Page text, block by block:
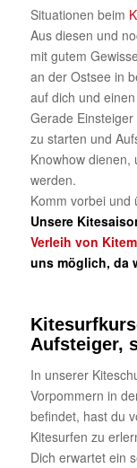
Situationen beim
Aus diesen und
mit gutem
an der Ostsee in
auf dich und
Gerade
zu starten und
Knowhow dienen,
werden.
Komm vorbei und
Unsere
Verleih von
uns möglich, da
Aufsteiger,
In unserer
Vorpommern in
befindet, hast du
Kitesurfen zu
Dich erwartet ein